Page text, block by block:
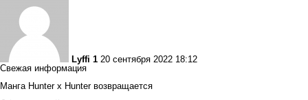
Lyffi 1 20 сентября 2022 18:12
Свежая информация
Манга Hunter x Hunter возвращается